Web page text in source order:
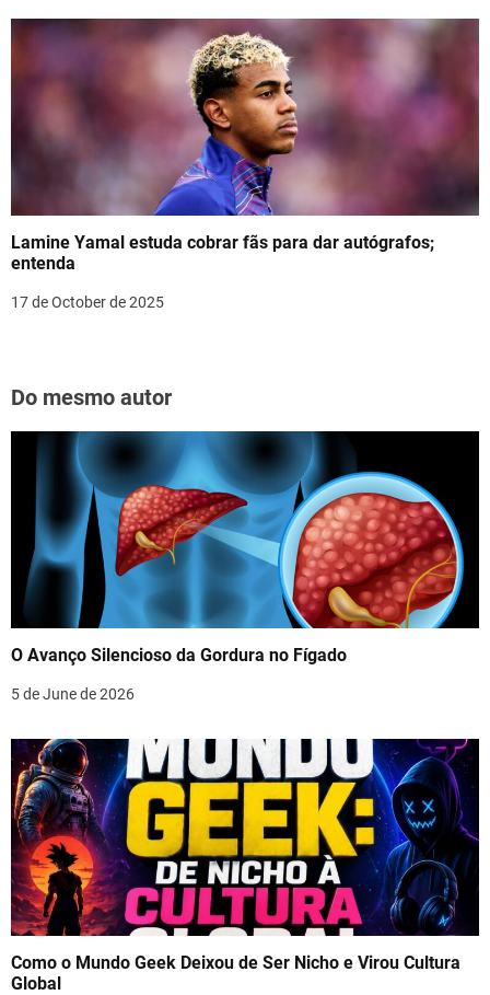
Lamine Yamal estuda cobrar fãs para dar autógrafos;
entenda
17 de October de 2025
Do mesmo autor
O Avanço Silencioso da Gordura no Fígado
5 de June de 2026
Como o Mundo Geek Deixou de Ser Nicho e Virou Cultura
Global